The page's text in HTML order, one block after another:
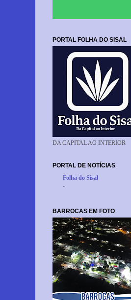
PORTAL FOLHA DO SISAL
DA CAPITAL AO INTERIOR
PORTAL DE NOTÍCIAS
Folha do Sisal
-
BARROCAS EM FOTO